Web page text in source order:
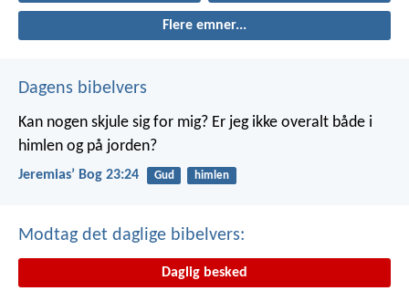
Flere emner...
Dagens bibelvers
Kan nogen skjule sig for mig? Er jeg ikke overalt både i
himlen og på jorden?
Jeremiasʼ Bog 23:24 Gud himlen
Modtag det daglige bibelvers:
Daglig besked